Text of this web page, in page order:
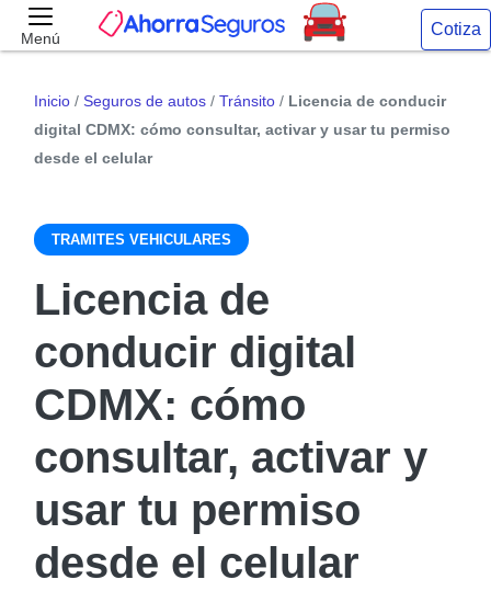
Menú Cotiza
Inicio / Seguros de autos / Tránsito / Licencia de conducir
digital CDMX: cómo consultar, activar y usar tu permiso
desde el celular
TRAMITES VEHICULARES
Licencia de
conducir digital
CDMX: cómo
consultar, activar y
usar tu permiso
desde el celular